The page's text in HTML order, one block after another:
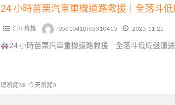
汽車修護 f05310410 f05310410 2025-11-25
24 小時苗栗汽車重機道路救援｜全落斗低底盤運送
總瀏覽89 , 今天瀏覽0